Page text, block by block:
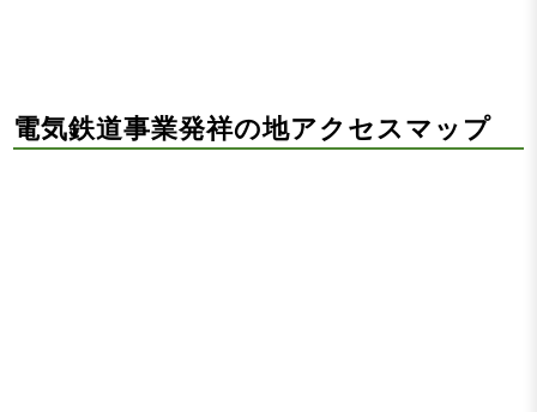
電気鉄道事業発祥の地アクセスマップ